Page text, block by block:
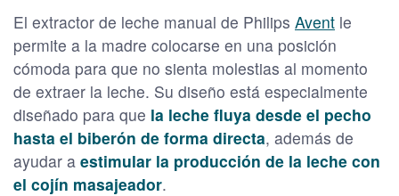
El extractor de leche manual de Philips Avent le
permite a la madre colocarse en una posición
cómoda para que no sienta molestias al momento
de extraer la leche. Su diseño está especialmente
diseñado para que la leche fluya desde el pecho
hasta el biberón de forma directa, además de
ayudar a estimular la producción de la leche con
el cojín masajeador.